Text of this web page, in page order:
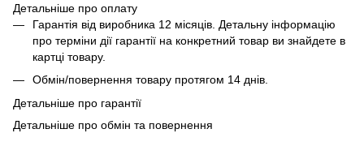
Детальніше про оплату
Гарантія від виробника 12 місяців. Детальну інформацію
про терміни дії гарантії на конкретний товар ви знайдете в
картці товару.
Обмін/повернення товару протягом 14 днів.
Детальніше про гарантії
Детальніше про обмін та повернення